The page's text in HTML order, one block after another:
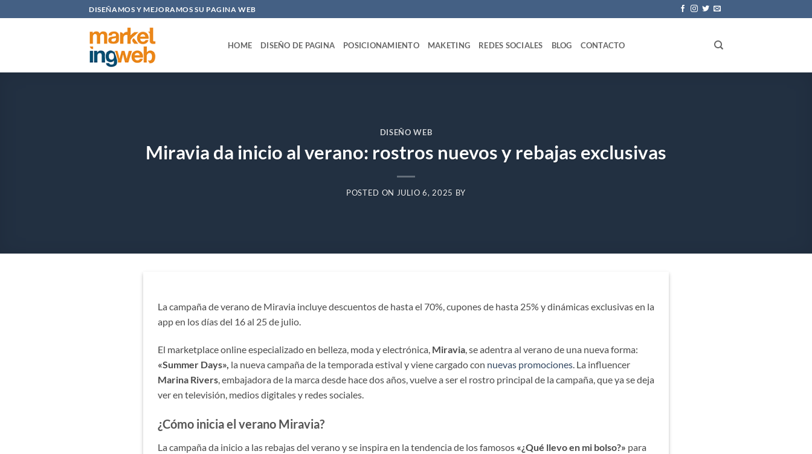
al
DISEÑAMOS Y MEJORAMOS SU PAGINA WEB
HOME DISEÑO DE PAGINA POSICIONAMIENTO MAKETING REDES SOCIALES BLOG CONTACTO
DISEÑO WEB
Miravia da inicio al verano: rostros nuevos y rebajas exclusivas
POSTED ON JULIO 6, 2025 BY
La campaña de verano de Miravia incluye descuentos de hasta el 70%, cupones de hasta 25% y dinámicas exclusivas en la
app en los días del 16 al 25 de julio.
El marketplace online especializado en belleza, moda y electrónica, Miravia , se adentra al verano de una nueva forma:
«Summer Days», la nueva campaña de la temporada estival y viene cargado con nuevas promociones . La influencer
Marina Rivers , embajadora de la marca desde hace dos años, vuelve a ser el rostro principal de la campaña, que ya se deja
ver en televisión, medios digitales y redes sociales.
¿Cómo inicia el verano Miravia?
La campaña da inicio a las rebajas del verano y se inspira en la tendencia de los famosos «¿Qué llevo en mi bolso?» para